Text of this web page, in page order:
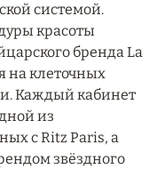
системой.
красоты
бренда La
на клеточных
Каждый кабинет
из
с Ritz Paris, а
звёздного